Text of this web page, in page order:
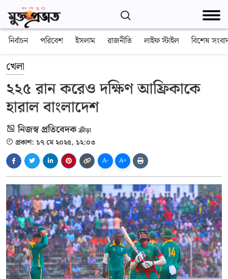
নির্বাচন পরিবেশ ইসলাম রাজনীতি লাইফ স্টাইল বিশেষ
খেলা
২২৫ রান করেও দক্ষিণ আফ্রিকাকে
হারাল বাংলাদেশ
নিজস্ব প্রতিবেদক ক্রীড়া
প্রকাশ: ১৭ মে ২০২৫, ১২:০৩
A- A+